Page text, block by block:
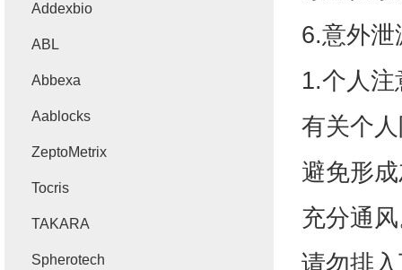
6.意外泄
1.个人注
有关个
避免形
充分通
请勿排
Addexbio
ABL
Abbexa
Aablocks
ZeptoMetrix
Tocris
TAKARA
Spherotech